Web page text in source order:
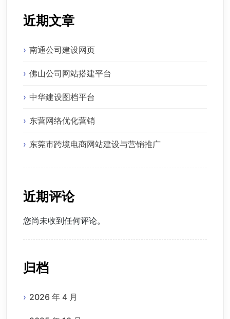
近期文章
南通公司建设网页
佛山公司网站搭建平台
中华建设图档平台
东营网络优化营销
东莞市跨境电商网站建设与营销推广
近期评论
您尚未收到任何评论。
归档
2026 年 4 月